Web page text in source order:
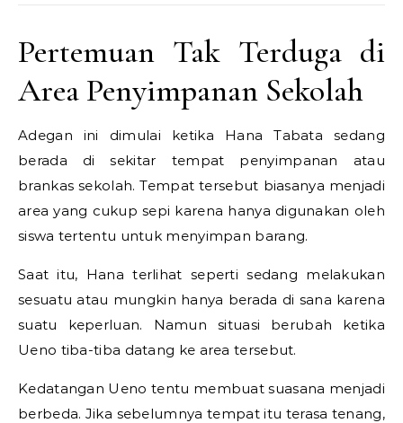
Pertemuan Tak Terduga di
Area Penyimpanan Sekolah
Adegan ini dimulai ketika Hana Tabata sedang
berada di sekitar tempat penyimpanan atau
brankas sekolah. Tempat tersebut biasanya menjadi
area yang cukup sepi karena hanya digunakan oleh
siswa tertentu untuk menyimpan barang.
Saat itu, Hana terlihat seperti sedang melakukan
sesuatu atau mungkin hanya berada di sana karena
suatu keperluan. Namun situasi berubah ketika
Ueno tiba-tiba datang ke area tersebut.
Kedatangan Ueno tentu membuat suasana menjadi
berbeda. Jika sebelumnya tempat itu terasa tenang,